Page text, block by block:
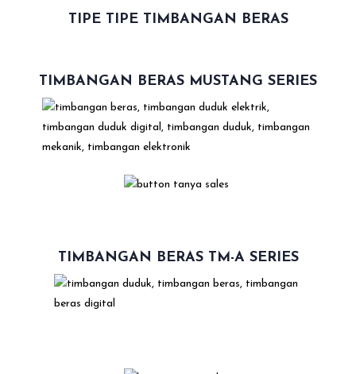
TIPE TIPE TIMBANGAN BERAS
TIMBANGAN BERAS MUSTANG SERIES
TIMBANGAN BERAS TM-A SERIES